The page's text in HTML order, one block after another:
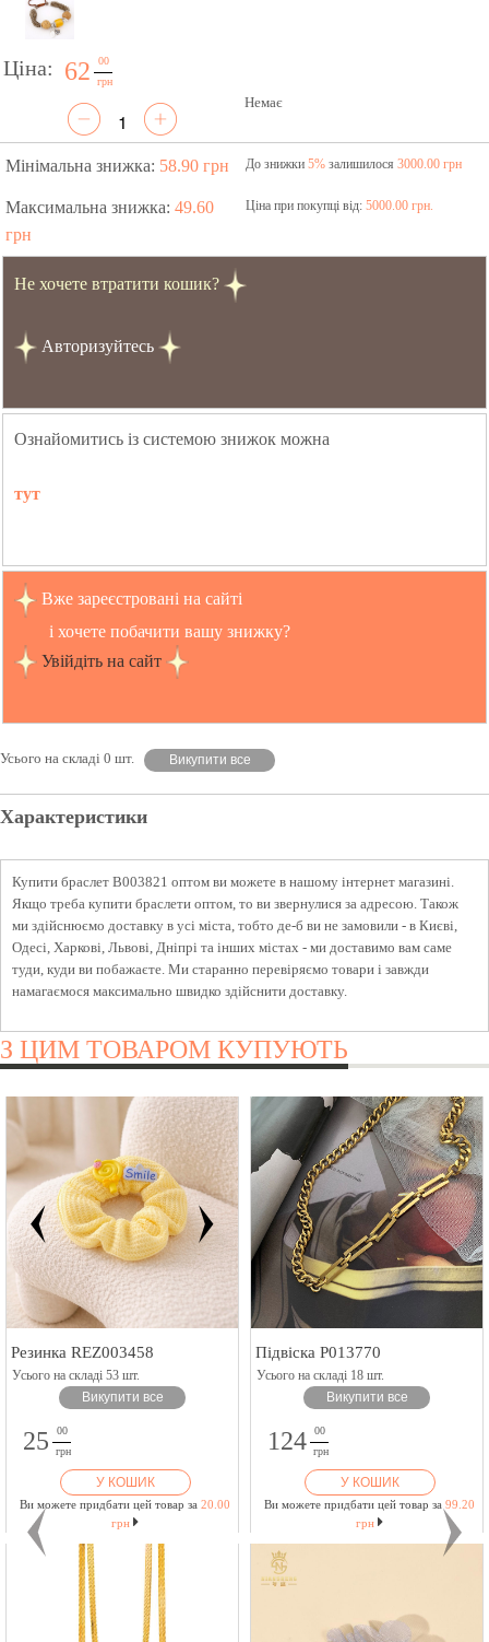
Ціна: 62
00
грн
Немає
Мінімальна знижка: 58.90 грн До знижки 5%залишилося 3000.00 грн
Максимальна знижка: 49.60
грн
Ціна при покупці від: 5000.00 грн.
Не хочете втратити кошик?
Авторизуйтесь
Ознайомитись із системою знижок можна
тут
Вже зареєстровані на сайті
і хочете побачити вашу знижку?
Увійдіть на сайт
Усього на складі 0 шт. Викупити все
Характеристики
Купити браслет B003821 оптом ви можете в нашому інтернет магазині.
Якщо треба купити браслети оптом, то ви звернулися за адресою. Також
ми здійснюємо доставку в усі міста, тобто де-б ви не замовили - в Києві,
Одесі, Харкові, Львові, Дніпрі та інших містах - ми доставимо вам саме
туди, куди ви побажаєте. Ми старанно перевіряємо товари і завжди
намагаємося максимально швидко здійснити доставку.
З ЦИМ ТОВАРОМ КУПУЮТЬ
Резинка REZ003458
Усього на складі 53 шт.
Викупити все
25
00
грн
У КОШИК
Ви можете придбати цей товар за 20.00
грн
Підвіска P013770
Усього на складі 18 шт.
Викупити все
124
00
грн
У КОШИК
Ви можете придбати цей товар за 99.20
грн